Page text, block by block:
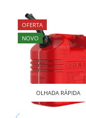
OFERTA
NOVO
OLHADA RÁPIDA